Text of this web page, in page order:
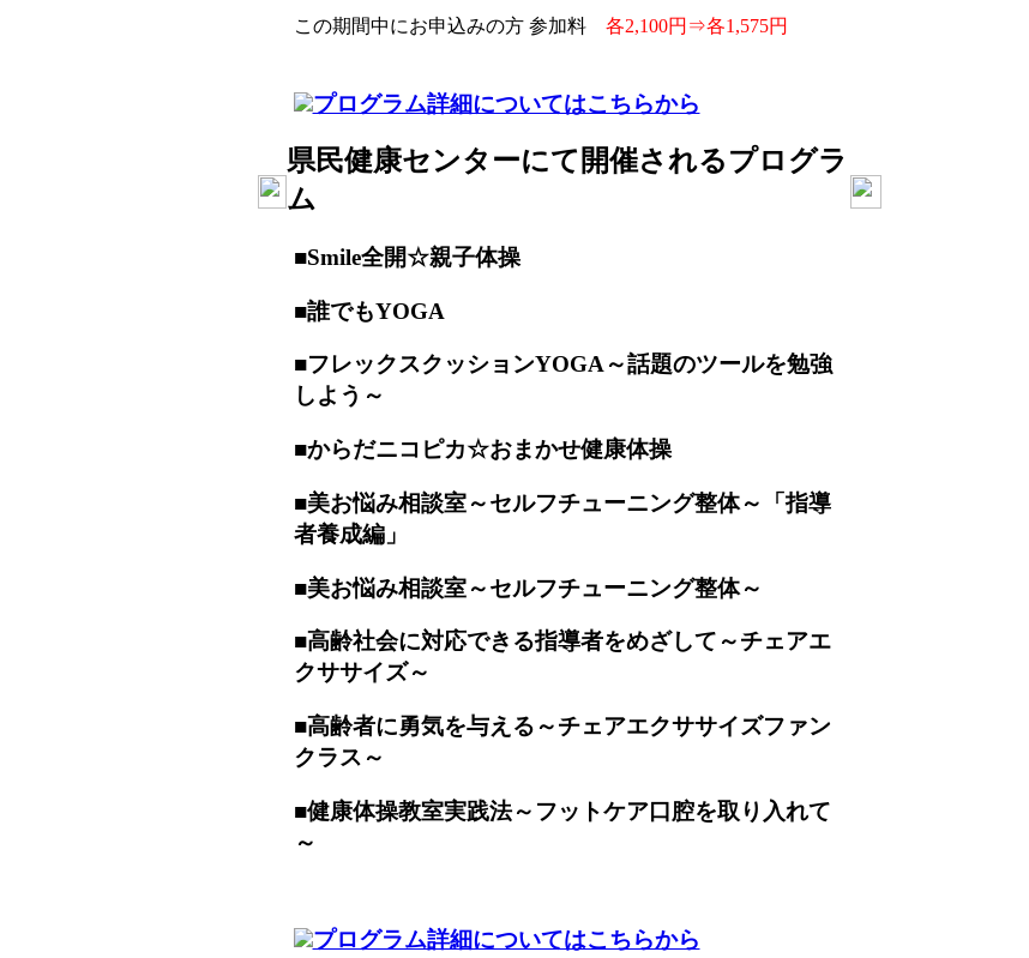
この期間中にお申込みの方 参加料 各2,100円⇒各1,575円
プログラム詳細についてはこちらから
県民健康センターにて開催されるプログラ
ム
■Smile全開☆親子体操
■誰でもYOGA
■フレックスクッションYOGA～話題のツールを勉強
しよう～
■からだニコピカ☆おまかせ健康体操
■美お悩み相談室～セルフチューニング整体～「指導
者養成編」
■美お悩み相談室～セルフチューニング整体～
■高齢社会に対応できる指導者をめざして～チェアエ
クササイズ～
■高齢者に勇気を与える～チェアエクササイズファン
クラス～
■健康体操教室実践法～フットケア口腔を取り入れて
～
プログラム詳細についてはこちらから